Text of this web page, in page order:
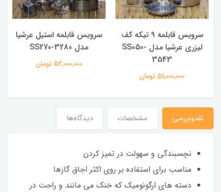
سرویس قابلمه 9 تیکه کف
لیزری عرشیا مدل SS050-
3543
51,000,000 تومان
سرویس قابلمه استیل عرشیا
مدل SS270-3280
52,000,000 تومان
نقدوبررسی مشخصات دیدگاه‌ها
نچسبندگی و سهولت در تمیز کردن
مناسب برای استفاده بر روی اکثر اجاق گازها
دسته های ارگونومیک که خنک می مانند و راحت در